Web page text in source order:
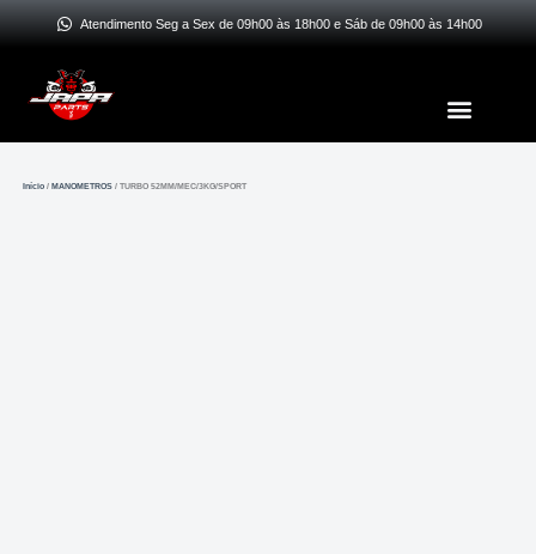
Ir
conteúdo
Atendimento Seg a Sex de 09h00 às 18h00 e Sáb de 09h00 às 14h00
Menu
Início /MANOMETROS / TURBO 52MM/MEC/3KG/SPORT